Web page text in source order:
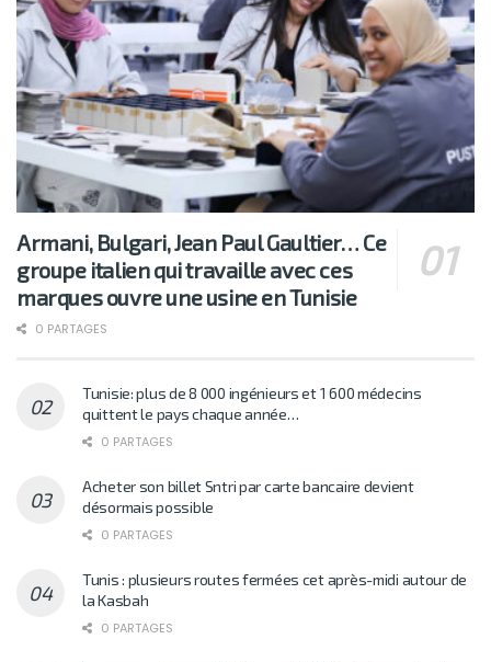
Armani, Bulgari, Jean Paul Gaultier… Ce
groupe italien qui travaille avec ces
marques ouvre une usine en Tunisie
0 PARTAGES
Tunisie: plus de 8 000 ingénieurs et 1 600 médecins
quittent le pays chaque année…
0 PARTAGES
Acheter son billet Sntri par carte bancaire devient
désormais possible
0 PARTAGES
Tunis : plusieurs routes fermées cet après-midi autour de
la Kasbah
0 PARTAGES